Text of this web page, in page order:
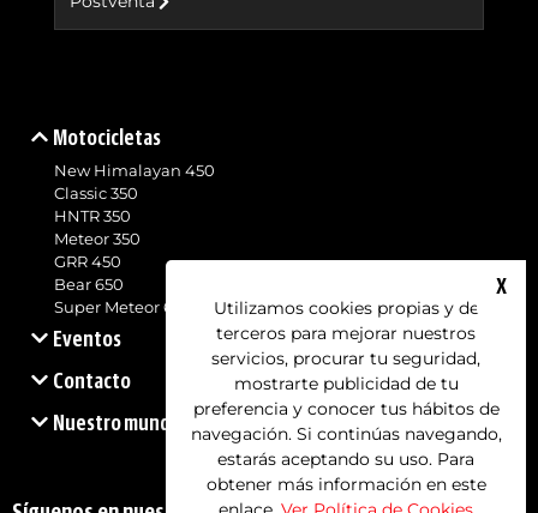
Motocicletas
New Himalayan 450
Classic 350
HNTR 350
Meteor 350
GRR 450
Bear 650
Super Meteor 650
Eventos
Contacto
Nuestro mundo
X
Utilizamos cookies propias y de
terceros para mejorar nuestros
servicios, procurar tu seguridad,
mostrarte publicidad de tu
preferencia y conocer tus hábitos de
navegación. Si continúas navegando,
estarás aceptando su uso. Para
obtener más información en este